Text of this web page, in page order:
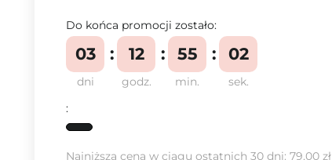
Do końca promocji zostało:
dni
03
godz.
12
min.
55
sek.
01
:
Najniższa cena w ciągu ostatnich 30 dni: 79,00 zł